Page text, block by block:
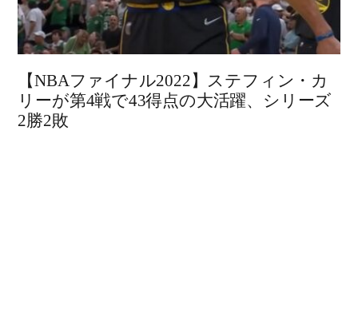
【NBAファイナル2022】ステフィン・カ
リーが第4戦で43得点の大活躍、シリーズ
2勝2敗